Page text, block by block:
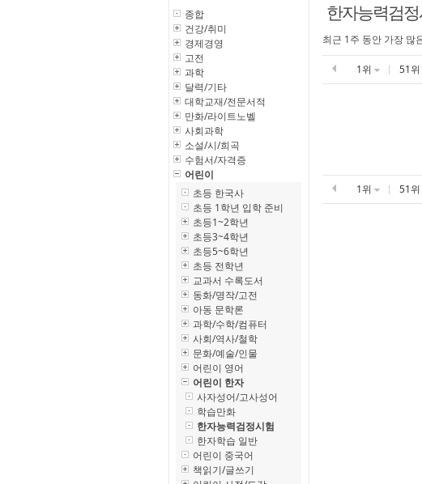
종합
건강/취미
경제경영
고전
과학
달력/기타
대학교재/전문서적
만화/라이트노벨
사회과학
소설/시/희곡
수험서/자격증
어린이
초등 한국사
초등 1학년 입학 준비
초등1~2학년
초등3~4학년
초등5~6학년
초등 전학년
교과서 수록도서
동화/명작/고전
아동 문학론
과학/수학/컴퓨터
사회/역사/철학
문화/예술/인물
어린이 영어
어린이 한자
사자성어/고사성어
학습만화
한자능력검정시험
한자학습 일반
어린이 중국어
책읽기/글쓰기
한자능력검
최근 1주 동안 가장 많
1위 51위
1위 51위